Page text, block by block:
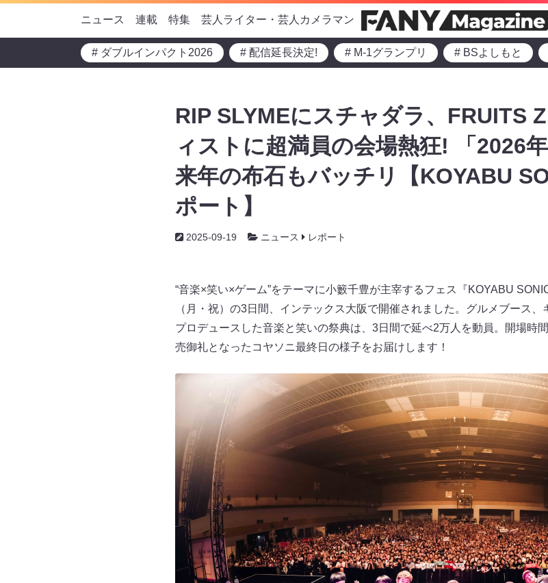
ニュース 連載 特集 芸人ライター・芸人カメラマン
# ダブルインパクト2026 # 配信延長決定! # M-1グランプリ # BSよしもと
RIP SLYMEにスチャダラ、FRUITS
ィストに超満員の会場熱狂! 「2026
来年の布石もバッチリ【KOYABU
ポート】
2025-09-19 ニュース レポート
“音楽×笑い×ゲーム”をテーマに小籔千豊が主宰するフェス『KOYABU
（月・祝）の3日間、インテックス大阪で開催されました。グルメブース
プロデュースした音楽と笑いの祭典は、3日間で延べ2万人を動員。開場時
売御礼となったコヤソニ最終日の様子をお届けします！